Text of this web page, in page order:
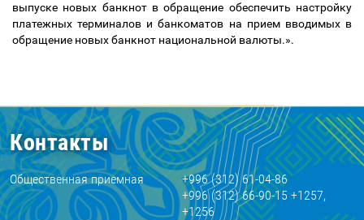
выпуске новых банкнот в обращение обеспечить настройку
платежных терминалов и банкоматов на прием вводимых в
обращение новых банкнот национальной валюты.».
Контакты
Общественная приемная
+996 (312) 61-04-86
+996 (312) 66-90-15 +1257,
+1256